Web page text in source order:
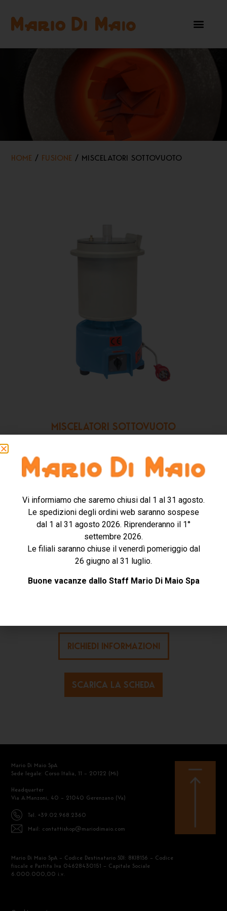
HOME / FUSIONE / MISCELATORI SOTTOVUOTO
MISCELATORI SOTTOVUOTO
Miscelatori per rivestimento che consentono notevoli
della miscela e la totale assenza di bolle d’aria.
La miscelazione è affidata ad una girante speciale con
senso di rotazione reversibile, montata all’interno di
una camera stagna realizzata in materiale sintetico
(PVC) dotata di coperchio trasparente di ispezione,
tubo di allacciamento alla pompa e maniglie per la
I miscelatori richiedono il collegamento ad una pompa
RICHIEDI INFORMAZIONI
SCARICA LA SCHEDA
Mario Di Maio SpA
Sede legale: Corso Italia, 11 – 20122 (Mi)
Headquarter
Via A.Manzoni, 40 – 21040 Gerenzano (Va)
Tel. +39.02.968.2360
Mail: contattishop@mariodimaio.com
Mario Di Maio SpA – Codice Destinatario SDI: 8KI81S6 – Codice
fiscale e Partita Iva 04628430151 – Capitale Sociale
6.000.000,00 i.v.
Vi informiamo che saremo chiusi dal 1 al 31 agosto.
Le spedizioni degli ordini web saranno sospese
dal 1 al 31 agosto 2026. Riprenderanno il 1°
settembre 2026.
Le filiali saranno chiuse il venerdì pomeriggio dal
26 giugno al 31 luglio.
Buone vacanze dallo Staff Mario Di Maio Spa